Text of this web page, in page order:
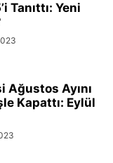
Tanıttı: Yeni
Ağustos Ayını
Kapattı: Eylül